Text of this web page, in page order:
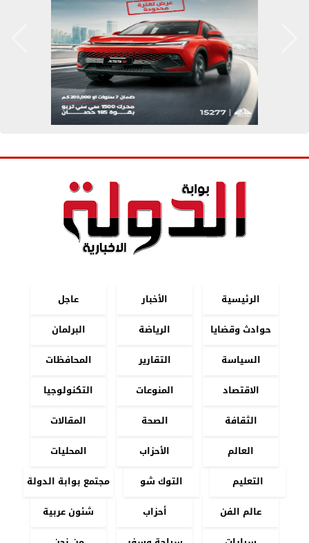
الرئيسية الأخبار
عاجل
حوادث وقضايا
الرياضة
البرلمان
السياسة
التقارير
المحافظات
الاقتصاد
المنوعات
التكنولوجيا
الثقافة
الصحة
المقالات
العالم
الأحزاب
المحليات
التعليم
التوك شو
مجتمع بوابة الدولة
عالم الفن
أحزاب
شئون عربية